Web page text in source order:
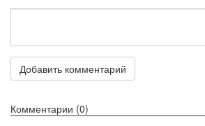
Добавить комментарий
Комментарии (0)